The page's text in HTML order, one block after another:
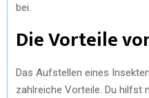
bei.
Die Vorteile
Das Aufstellen eines
zahlreiche Vorteile. Du hilfst